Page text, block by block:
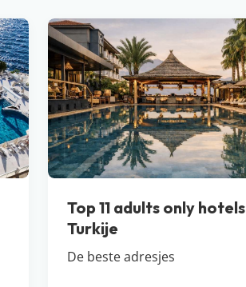
Top 11 adults only hotels
Turkije
De beste adresjes